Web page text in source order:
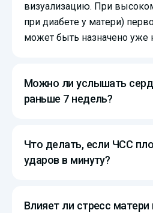
визуализацию. При
при диабете у матери)
может быть назначено уже
Можно ли услышать
раньше 7 недель?
Что делать, если ЧСС
ударов в минуту?
Влияет ли стресс матери